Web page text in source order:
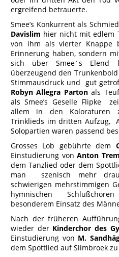
ergreifend betrauerte.
Smee’s Konkurrent als
Davislim hier nicht mit edlem
von ihm als vierter Knappe
Erinnerung haben, sondern
sich über Smee´s Elend
überzeugend den
Stimmausdruck und gut
Robyn Allegra Partonals
als Smee’s Geselle Flipke
allem in den Koloraturen
Trinklieds im dritten Aufzug,
Solopartien waren passend
Grosses Lob gebührte dem
Einstudierung von Anton
dem Tanzlied oder dem
man szenisch mehr
schwierigen mehrstimmigen
hymnischen
besonderem Einsatz des
Nach der früheren
wieder der Kinderchor des
Einstudierung von M.
dem Spottlied auf Slimbroek